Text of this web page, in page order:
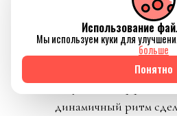
Спилберг сумел
атмосферу страха и
из романа, хотя и
с изменениями. Так,
визуальные эффекты и
динамичный ритм
Использование
Мы используем куки для
больше
Понятно